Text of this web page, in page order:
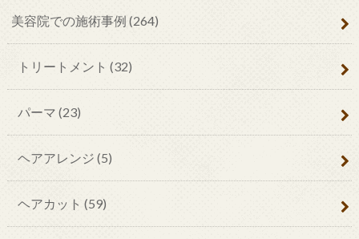
美容院での施術事例 (264)
トリートメント (32)
パーマ (23)
ヘアアレンジ (5)
ヘアカット (59)